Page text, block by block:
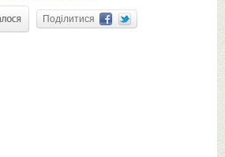
Поділитися